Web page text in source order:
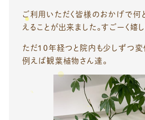
ご利用いただく皆様のおかげで何
えることが出来ました。すごーく
ただ１０年経つと院内も少しずつ変
例えば観葉植物さん達。